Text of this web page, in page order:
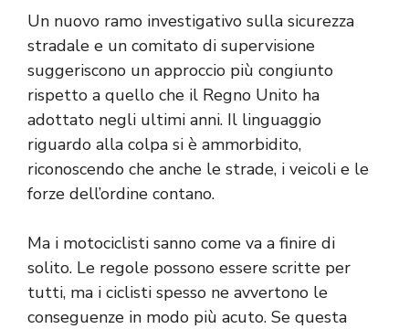
Un nuovo ramo investigativo sulla sicurezza
stradale e un comitato di supervisione
suggeriscono un approccio più congiunto
rispetto a quello che il Regno Unito ha
adottato negli ultimi anni. Il linguaggio
riguardo alla colpa si è ammorbidito,
riconoscendo che anche le strade, i veicoli e le
forze dell’ordine contano.
Ma i motociclisti sanno come va a finire di
solito. Le regole possono essere scritte per
tutti, ma i ciclisti spesso ne avvertono le
conseguenze in modo più acuto. Se questa